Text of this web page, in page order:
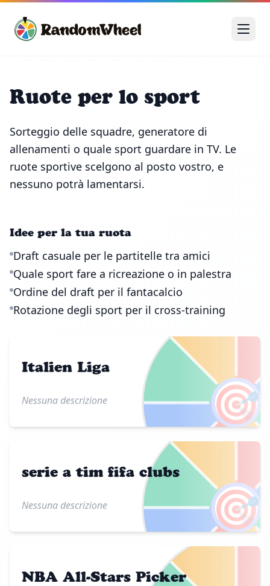
Ruote per lo sport
Sorteggio delle squadre, generatore di
allenamenti o quale sport guardare in TV. Le
ruote sportive scelgono al posto vostro, e
nessuno potrà lamentarsi.
Idee per la tua ruota
Draft casuale per le partitelle tra amici
Quale sport fare a ricreazione o in palestra
Ordine del draft per il fantacalcio
Rotazione degli sport per il cross-training
🎯
Italien Liga
Nessuna descrizione
🎯
serie a tim fifa clubs
Nessuna descrizione
NBA All-Stars Picker